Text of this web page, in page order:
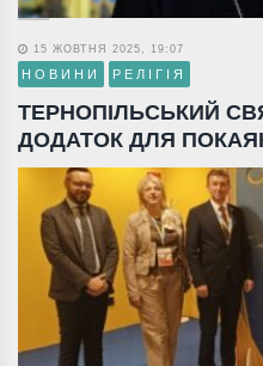
15 ЖОВТНЯ 2025, 19:07
НОВИНИ РЕЛІГІЯ
ТЕРНОПІЛЬСЬКИЙ
ДОДАТОК ДЛЯ